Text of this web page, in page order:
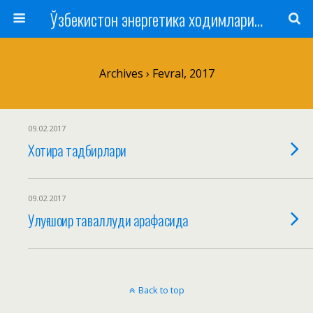
Ўзбекистон энергетика ходимлари касаба уюшмаси
Archives › Fevral, 2017
09.02.2017
Хотира тадбирлари
09.02.2017
Улуғ шоир таваллуди арафасида
Back to top